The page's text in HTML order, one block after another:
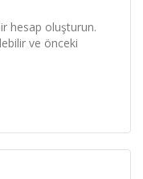
hesap oluşturun.
ve önceki